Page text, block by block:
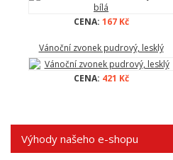
CENA: 167 Kč
Vánoční zvonek pudrový, lesklý
CENA: 421 Kč
Výhody našeho e-shopu